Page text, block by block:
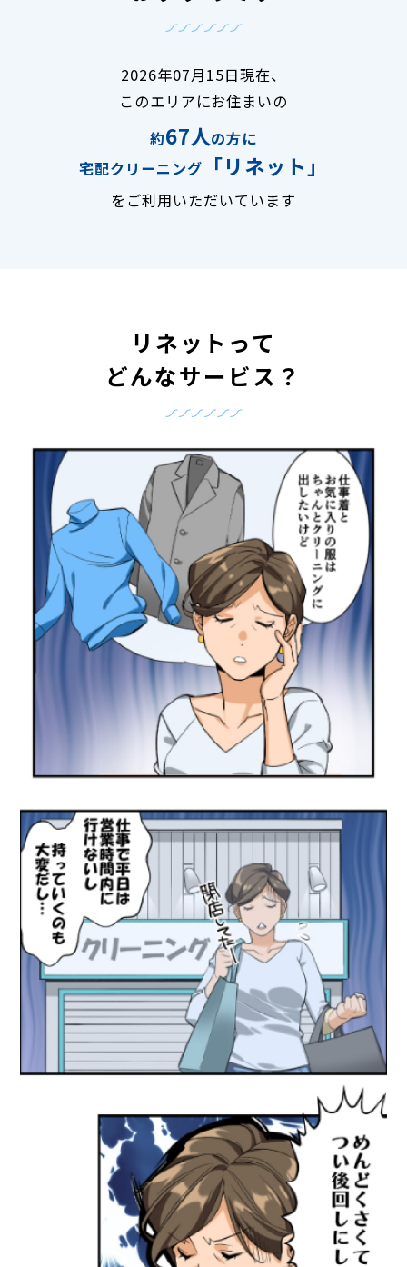
2026年07月15日現在、
このエリアにお住まいの
約67人の方に
宅配クリーニング
「リネット」
をご利用いただいています
リネットって
どんなサービス？